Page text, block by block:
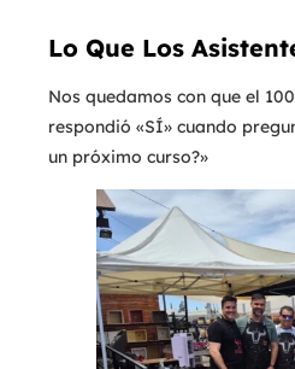
Lo Que Los
Nos quedamos con que el
respondió «SÍ» cuando
un próximo curso?»